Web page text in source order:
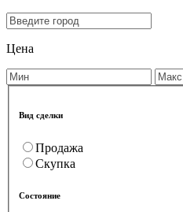
Цена
Вид сделки
Продажа
Скупка
Состояние